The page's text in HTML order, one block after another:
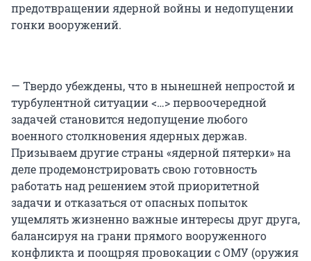
предотвращении ядерной войны и недопущении
гонки вооружений.
— Твердо убеждены, что в нынешней непростой и
турбулентной ситуации <…> первоочередной
задачей становится недопущение любого
военного столкновения ядерных держав.
Призываем другие страны «ядерной пятерки» на
деле продемонстрировать свою готовность
работать над решением этой приоритетной
задачи и отказаться от опасных попыток
ущемлять жизненно важные интересы друг друга,
балансируя на грани прямого вооруженного
конфликта и поощряя провокации с ОМУ (оружия